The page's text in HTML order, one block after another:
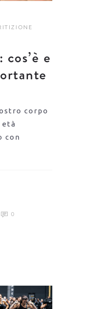
e
corpo
con
0